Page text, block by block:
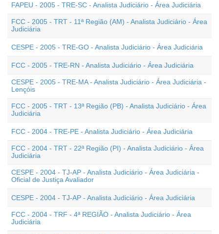
FAPEU - 2005 - TRE-SC - Analista Judiciário - Área Judiciária
FCC - 2005 - TRT - 11ª Região (AM) - Analista Judiciário - Área
Judiciária
CESPE - 2005 - TRE-GO - Analista Judiciário - Área Judiciária
FCC - 2005 - TRE-RN - Analista Judiciário - Área Judiciária
CESPE - 2005 - TRE-MA - Analista Judiciário - Área Judiciária -
Lençóis
FCC - 2005 - TRT - 13ª Região (PB) - Analista Judiciário - Área
Judiciária
FCC - 2004 - TRE-PE - Analista Judiciário - Área Judiciária
FCC - 2004 - TRT - 22ª Região (PI) - Analista Judiciário - Área
Judiciária
CESPE - 2004 - TJ-AP - Analista Judiciário - Área Judiciária -
Oficial de Justiça Avaliador
CESPE - 2004 - TJ-AP - Analista Judiciário - Área Judiciária
FCC - 2004 - TRF - 4ª REGIÃO - Analista Judiciário - Área
Judiciária